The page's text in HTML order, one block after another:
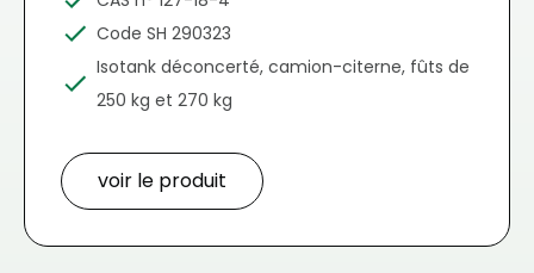
Code SH 290323
Isotank déconcerté, camion-citerne, fûts de
250 kg et 270 kg
voir le produit